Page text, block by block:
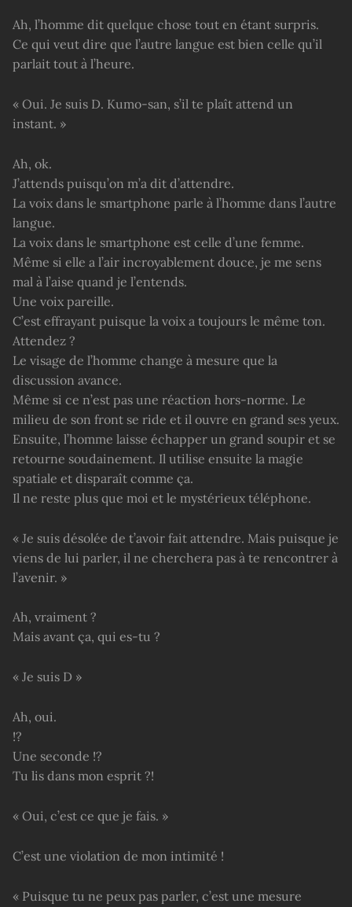
Ah, l’homme dit quelque chose tout en étant surpris.
Ce qui veut dire que l’autre langue est bien celle qu’il
parlait tout à l’heure.
« Oui. Je suis D. Kumo-san, s’il te plaît attend un
instant. »
Ah, ok.
J’attends puisqu’on m’a dit d’attendre.
La voix dans le smartphone parle à l’homme dans l’autre
langue.
La voix dans le smartphone est celle d’une femme.
Même si elle a l’air incroyablement douce, je me sens
mal à l’aise quand je l’entends.
Une voix pareille.
C’est effrayant puisque la voix a toujours le même ton.
Attendez ?
Le visage de l’homme change à mesure que la
discussion avance.
Même si ce n’est pas une réaction hors-norme. Le
milieu de son front se ride et il ouvre en grand ses yeux.
Ensuite, l’homme laisse échapper un grand soupir et se
retourne soudainement. Il utilise ensuite la magie
spatiale et disparaît comme ça.
Il ne reste plus que moi et le mystérieux téléphone.
« Je suis désolée de t’avoir fait attendre. Mais puisque je
viens de lui parler, il ne cherchera pas à te rencontrer à
l’avenir. »
Ah, vraiment ?
Mais avant ça, qui es-tu ?
« Je suis D »
Ah, oui.
!?
Une seconde !?
Tu lis dans mon esprit ?!
« Oui, c’est ce que je fais. »
C’est une violation de mon intimité !
« Puisque tu ne peux pas parler, c’est une mesure